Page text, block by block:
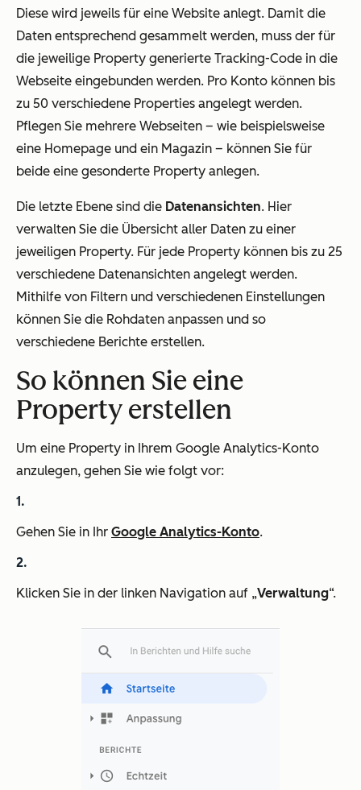
Diese wird jeweils für eine Website anlegt. Damit die
Daten entsprechend gesammelt werden, muss der für
die jeweilige Property generierte Tracking-Code in die
Webseite eingebunden werden. Pro Konto können bis
zu 50 verschiedene Properties angelegt werden.
Pflegen Sie mehrere Webseiten – wie beispielsweise
eine Homepage und ein Magazin – können Sie für
beide eine gesonderte Property anlegen.
Die letzte Ebene sind die Datenansichten. Hier
verwalten Sie die Übersicht aller Daten zu einer
jeweiligen Property. Für jede Property können bis zu 25
verschiedene Datenansichten angelegt werden.
Mithilfe von Filtern und verschiedenen Einstellungen
können Sie die Rohdaten anpassen und so
verschiedene Berichte erstellen.
So können Sie eine
Property erstellen
Um eine Property in Ihrem Google Analytics-Konto
anzulegen, gehen Sie wie folgt vor:
Gehen Sie in Ihr Google Analytics-Konto.
Klicken Sie in der linken Navigation auf „Verwaltung“.